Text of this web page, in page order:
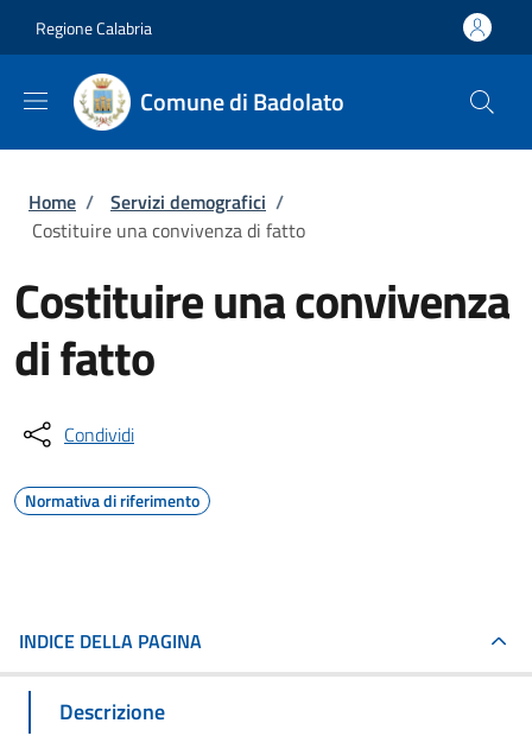
Regione Calabria
Comune di Badolato
Briciole di pane
Home / Servizi demografici /
Costituire una convivenza di fatto
Costituire una convivenza
di fatto
Condividi
Normativa di riferimento
INDICE DELLA PAGINA
Descrizione